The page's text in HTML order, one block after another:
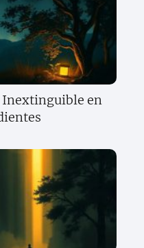
Inextinguible en